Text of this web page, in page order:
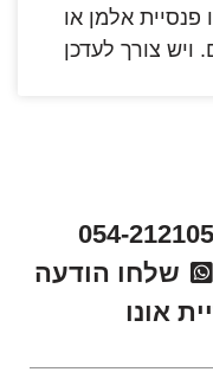
פנסיית אלמן או
צורך לעדכן
054-
שלחו הודעה